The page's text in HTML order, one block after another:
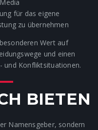
für das eigene
zu übernehmen
Wert auf
und einen
und Konfliktsituationen.
BIETEN
Namensgeber, sondern